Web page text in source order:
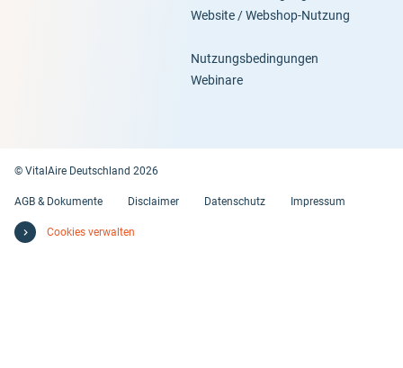
Website / Webshop-Nutzung
Nutzungsbedingungen
Webinare
© VitalAire Deutschland 2026
AGB & Dokumente Disclaimer Datenschutz Impressum
Cookies verwalten